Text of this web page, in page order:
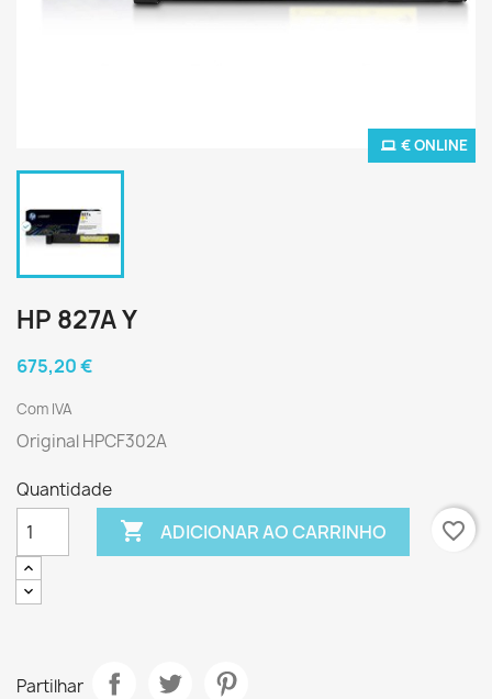
€ ONLINE
HP 827A Y
675,20 €
Com IVA
Original HPCF302A
Quantidade
 ADICIONAR AO CARRINHO favorite_border
Partilhar